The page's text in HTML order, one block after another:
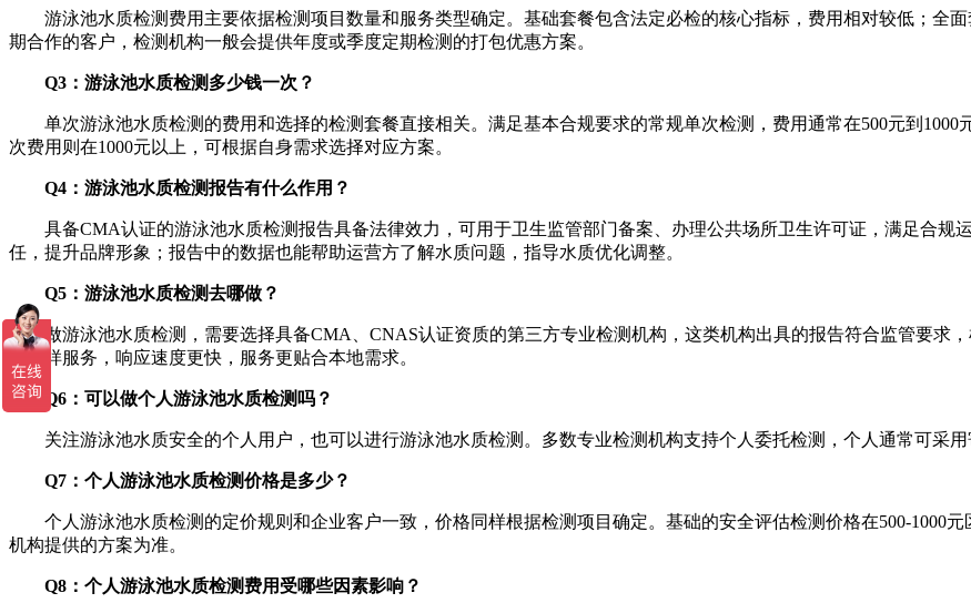
游泳池水质检测费用主要依据检测项目数量和服务类型确定。基础套餐包含法定必检的核心指标，费用相对较低；全
期合作的客户，检测机构一般会提供年度或季度定期检测的打包优惠方案。
Q3：游泳池水质检测多少钱一次？
单次游泳池水质检测的费用和选择的检测套餐直接相关。满足基本合规要求的常规单次检测，费用通常在500元到1000
次费用则在1000元以上，可根据自身需求选择对应方案。
Q4：游泳池水质检测报告有什么作用？
具备CMA认证的游泳池水质检测报告具备法律效力，可用于卫生监管部门备案、办理公共场所卫生许可证，满足合规
任，提升品牌形象；报告中的数据也能帮助运营方了解水质问题，指导水质优化调整。
Q5：游泳池水质检测去哪做？
做游泳池水质检测，需要选择具备CMA、CNAS认证资质的第三方专业检测机构，这类机构出具的报告符合监管要求
门采样服务，响应速度更快，服务更贴合本地需求。
Q6：可以做个人游泳池水质检测吗？
关注游泳池水质安全的个人用户，也可以进行游泳池水质检测。多数专业检测机构支持个人委托检测，个人通常可采用
Q7：个人游泳池水质检测价格是多少？
个人游泳池水质检测的定价规则和企业客户一致，价格同样根据检测项目确定。基础的安全评估检测价格在500-1000
机构提供的方案为准。
Q8：个人游泳池水质检测费用受哪些因素影响？